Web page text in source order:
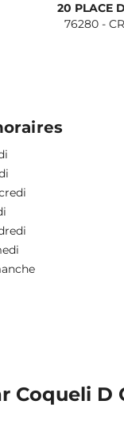
20 PLACE
76280-
Coqueli D